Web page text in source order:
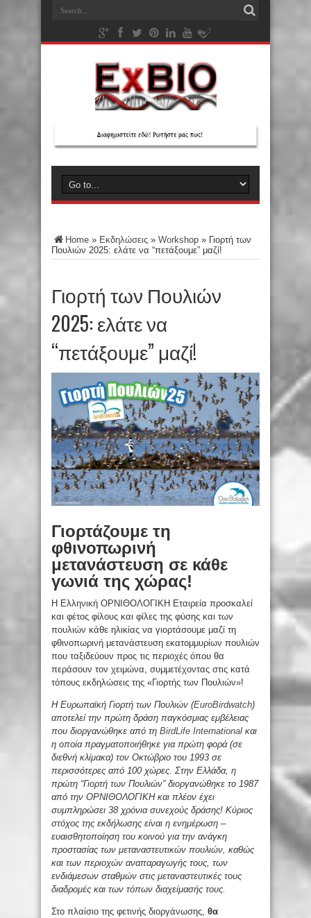
Home » Εκδηλώσεις » Workshop » Γιορτή των
Πουλιών 2025: ελάτε να “πετάξουμε” μαζί!
Γιορτή των Πουλιών
2025: ελάτε να
“πετάξουμε” μαζί!
Γιορτάζουμε τη
φθινοπωρινή
μετανάστευση σε κάθε
γωνιά της χώρας!
Η Ελληνική ΟΡΝΙΘΟΛΟΓΙΚΗ Εταιρεία προσκαλεί
και φέτος φίλους και φίλες της φύσης και των
πουλιών κάθε ηλικίας να γιορτάσουμε μαζί τη
φθινοπωρινή μετανάστευση εκατομμυρίων πουλιών
που ταξιδεύουν προς τις περιοχές όπου θα
περάσουν τον χειμώνα, συμμετέχοντας στις κατά
τόπους εκδηλώσεις της «Γιορτής των Πουλιών»!
Η Ευρωπαϊκή Γιορτή των Πουλιών (EuroBirdwatch)
αποτελεί την πρώτη δράση παγκόσμιας εμβέλειας
που διοργανώθηκε από τη BirdLife International και
η οποία πραγματοποιήθηκε για πρώτη φορά (σε
διεθνή κλίμακα) τον Οκτώβριο του 1993 σε
περισσότερες από 100 χώρες. Στην Ελλάδα, η
πρώτη “Γιορτή των Πουλιών” διοργανώθηκε το 1987
από την ΟΡΝΙΘΟΛΟΓΙΚΗ και πλέον έχει
συμπληρώσει 38 χρόνια συνεχούς δράσης! Kύριος
στόχος της εκδήλωσης είναι η ενημέρωση –
ευαισθητοποίηση του κοινού για την ανάγκη
προστασίας των μεταναστευτικών πουλιών, καθώς
και των περιοχών αναπαραγωγής τους, των
ενδιάμεσων σταθμών στις μεταναστευτικές τους
διαδρομές και των τόπων διαχείμασής τους.
Στο πλαίσιο της φετινής διοργάνωσης, θα